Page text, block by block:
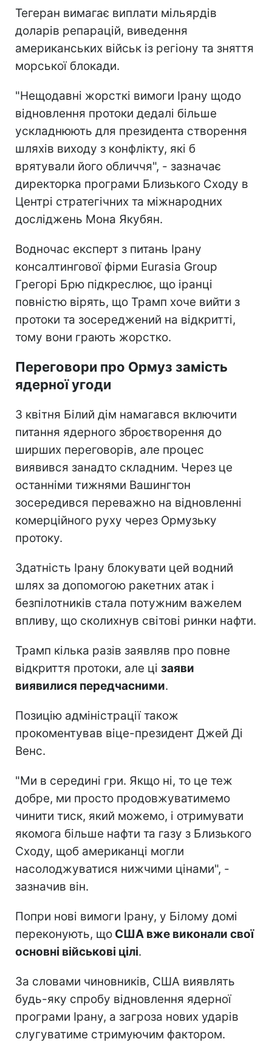
Тегеран вимагає виплати мільярдів
доларів репарацій, виведення
американських військ із регіону та зняття
морської блокади.
"Нещодавні жорсткі вимоги Ірану щодо
відновлення протоки дедалі більше
ускладнюють для президента створення
шляхів виходу з конфлікту, які б
врятували його обличчя", - зазначає
директорка програми Близького Сходу в
Центрі стратегічних та міжнародних
досліджень Мона Якубян.
Водночас експерт з питань Ірану
консалтингової фірми Eurasia Group
Грегорі Брю підкреслює, що іранці
повністю вірять, що Трамп хоче вийти з
протоки та зосереджений на відкритті,
тому вони грають жорстко.
Переговори про Ормуз замість
ядерної угоди
З квітня Білий дім намагався включити
питання ядерного зброєтворення до
ширших переговорів, але процес
виявився занадто складним. Через це
останніми тижнями Вашингтон
зосередився переважно на відновленні
комерційного руху через Ормузьку
протоку.
Здатність Ірану блокувати цей водний
шлях за допомогою ракетних атак і
безпілотників стала потужним важелем
впливу, що сколихнув світові ринки нафти.
Трамп кілька разів заявляв про повне
відкриття протоки, але ці заяви
виявилися передчасними.
Позицію адміністрації також
прокоментував віце-президент Джей Ді
Венс.
"Ми в середині гри. Якщо ні, то це теж
добре, ми просто продовжуватимемо
чинити тиск, який можемо, і отримувати
якомога більше нафти та газу з Близького
Сходу, щоб американці могли
насолоджуватися нижчими цінами", -
зазначив він.
Попри нові вимоги Ірану, у Білому домі
переконують, що США вже виконали свої
основні військові цілі.
За словами чиновників, США виявлять
будь-яку спробу відновлення ядерної
програми Ірану, а загроза нових ударів
слугуватиме стримуючим фактором.